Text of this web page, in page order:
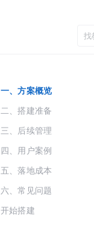
一、方案概览
二、搭建准备
三、后续管理
四、用户案例
五、落地成本
六、常见问题
开始搭建